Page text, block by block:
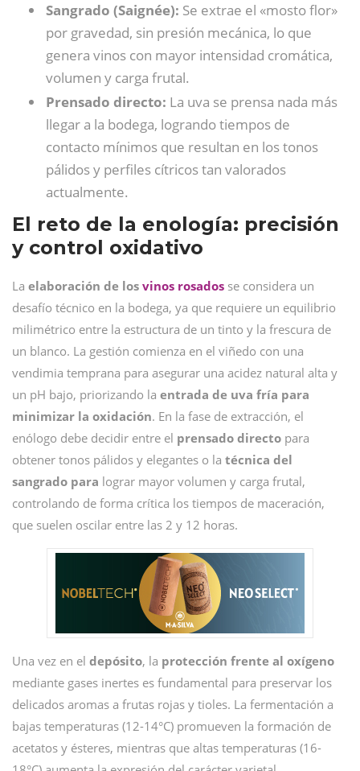
Sangrado (Saignée): Se extrae el «mosto flor»
por gravedad, sin presión mecánica, lo que
genera vinos con mayor intensidad cromática,
volumen y carga frutal.
Prensado directo: La uva se prensa nada más
llegar a la bodega, logrando tiempos de
contacto mínimos que resultan en los tonos
pálidos y perfiles cítricos tan valorados
actualmente.
El reto de la enología: precisión
y control oxidativo
La elaboración de los vinos rosados se considera un
desafío técnico en la bodega, ya que requiere un equilibrio
milimétrico entre la estructura de un tinto y la frescura de
un blanco. La gestión comienza en el viñedo con una
vendimia temprana para asegurar una acidez natural alta y
un pH bajo, priorizando la entrada de uva fría para
minimizar la oxidación. En la fase de extracción, el
enólogo debe decidir entre el prensado directo para
obtener tonos pálidos y elegantes o la técnica del
sangrado para lograr mayor volumen y carga frutal,
controlando de forma crítica los tiempos de maceración,
que suelen oscilar entre las 2 y 12 horas.
Una vez en el depósito, la protección frente al oxígeno
mediante gases inertes es fundamental para preservar los
delicados aromas a frutas rojas y tioles. La fermentación a
bajas temperaturas (12-14°C) promueven la formación de
acetatos y ésteres, mientras que altas temperaturas (16-